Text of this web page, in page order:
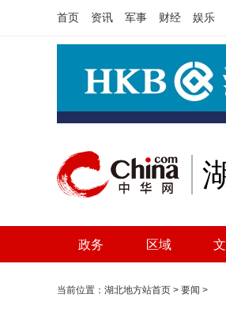
首页 资讯 军事 财经 娱乐
政务 区域
当前位置： 湖北地方站首页 > 要闻 >